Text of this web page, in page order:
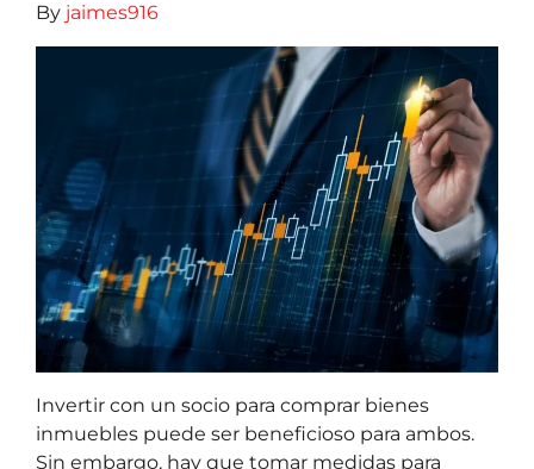
By jaimes916
Invertir con un socio para comprar bienes
inmuebles puede ser beneficioso para ambos.
Sin embargo, hay que tomar medidas para